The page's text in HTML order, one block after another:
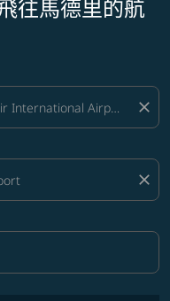
往馬德里的航
close
close